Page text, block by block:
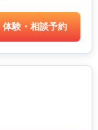
体験・相談予約